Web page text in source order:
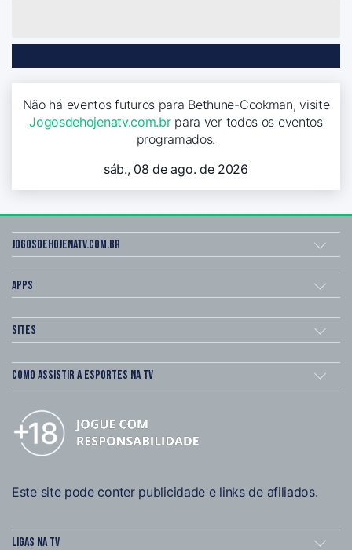
Não há eventos futuros para Bethune-Cookman, visite
Jogosdehojenatv.com.brpara ver todos os eventos
programados.
sáb., 08 de ago. de 2026
Jogosdehojenatv.com.br
Apps
Sites
Como assistir a esportes na TV
Este site pode conter publicidade e links de afiliados.
Ligas na TV